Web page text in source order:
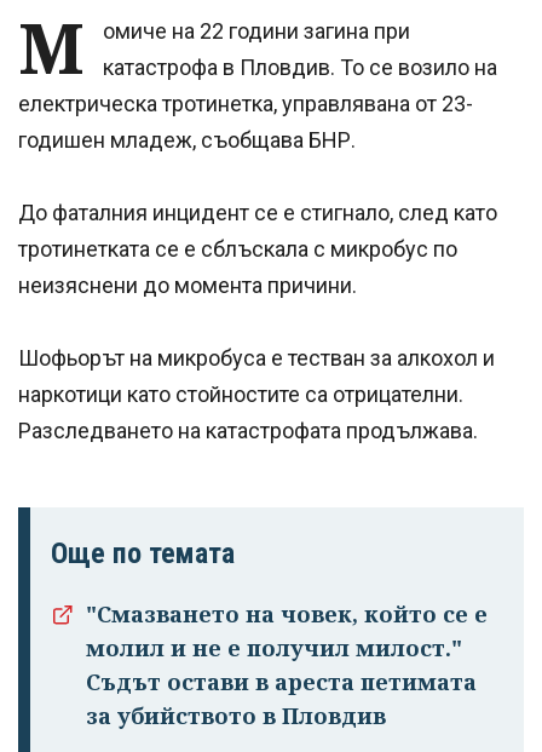
М
омиче на 22 години загина при
катастрофа в Пловдив. То се возило на
електрическа тротинетка, управлявана от 23-
годишен младеж, съобщава БНР.
До фаталния инцидент се е стигнало, след като
тротинетката се е сблъскала с микробус по
неизяснени до момента причини.
Шофьорът на микробуса е тестван за алкохол и
наркотици като стойностите са отрицателни.
Разследването на катастрофата продължава.
Още по темата
"Смазването на човек, който се е
молил и не е получил милост."
Съдът остави в ареста петимата
за убийството в Пловдив